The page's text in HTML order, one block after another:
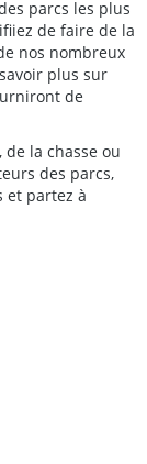
parcs les plus
de faire de la
nos nombreux
plus sur
de
la chasse ou
des parcs,
et partez à